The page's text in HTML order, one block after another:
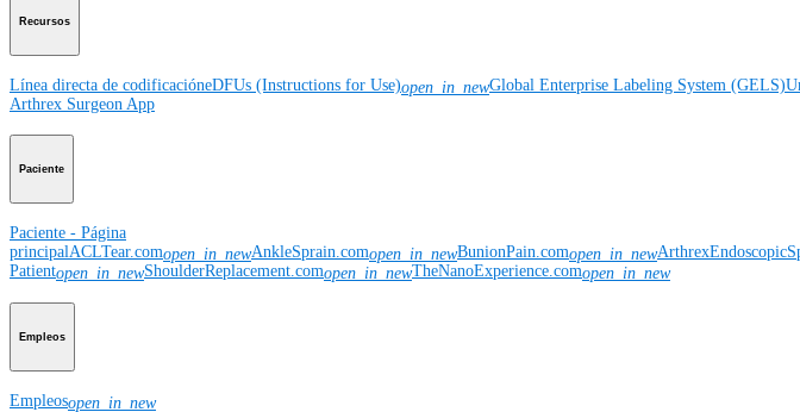
Recursos
Línea directa de codificacióneDFUs (Instructions for Use)open_in_newGlobal Enterprise Labeling System (GELS)
Arthrex Surgeon App
Paciente
Paciente - Página
principalACLTear.comopen_in_newAnkleSprain.comopen_in_newBunionPain.comopen_in_new
Patientopen_in_newShoulderReplacement.comopen_in_newTheNanoExperience.comopen_in_new
Empleos
Empleosopen_in_new